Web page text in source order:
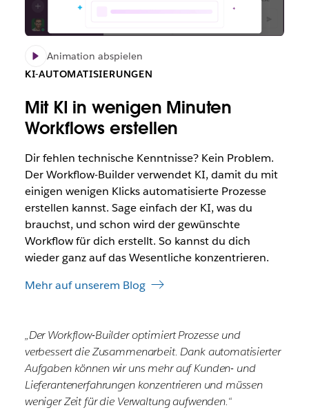
Animation abspielen
KI-AUTOMATISIERUNGEN
Mit KI in wenigen Minuten
Workflows erstellen
Dir fehlen technische Kenntnisse? Kein Problem.
Der Workflow-Builder verwendet KI, damit du mit
einigen wenigen Klicks automatisierte Prozesse
erstellen kannst. Sage einfach der KI, was du
brauchst, und schon wird der gewünschte
Workflow für dich erstellt. So kannst du dich
wieder ganz auf das Wesentliche konzentrieren.
Mehr auf unserem Blog
„Der Workflow-Builder optimiert Prozesse und
verbessert die Zusammenarbeit. Dank automatisierter
Aufgaben können wir uns mehr auf Kunden- und
Lieferantenerfahrungen konzentrieren und müssen
weniger Zeit für die Verwaltung aufwenden.“